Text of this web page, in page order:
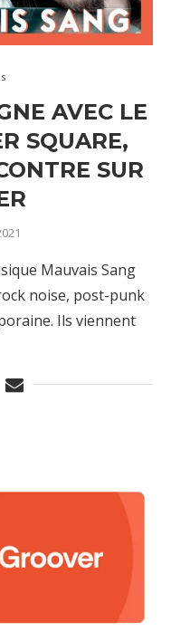
AVEC LE
SQUARE,
SUR
Mauvais Sang
noise, post-punk
Ils viennent